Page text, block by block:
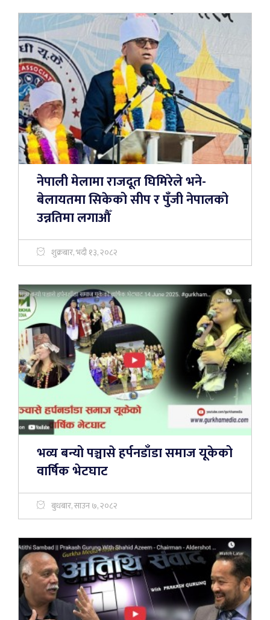
नेपाली मेलामा राजदूत घिमिरेले भने-
बेलायतमा सिकेको सीप र पुँजी नेपालको
उन्नतिमा लगाऔँ
शुक्रबार, भदौ १३, २०८२
भव्य बन्यो पञ्चासे हर्पनडाँडा समाज यूकेको
वार्षिक भेटघाट
बुधबार, साउन ७, २०८२